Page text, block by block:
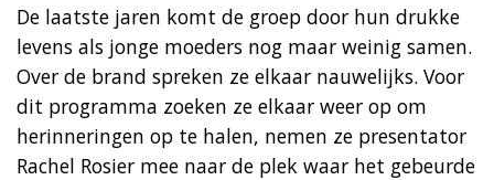
De laatste jaren komt de groep door hun drukke
levens als jonge moeders nog maar weinig samen.
Over de brand spreken ze elkaar nauwelijks. Voor
dit programma zoeken ze elkaar weer op om
herinneringen op te halen, nemen ze presentator
Rachel Rosier mee naar de plek waar het gebeurde